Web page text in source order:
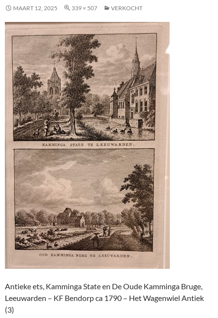
MAART 12, 2025 339 × 507 VERKOCHT
Antieke ets, Kamminga State en De Oude Kamminga Bruge,
Leeuwarden – KF Bendorp ca 1790 – Het Wagenwiel Antiek
(3)